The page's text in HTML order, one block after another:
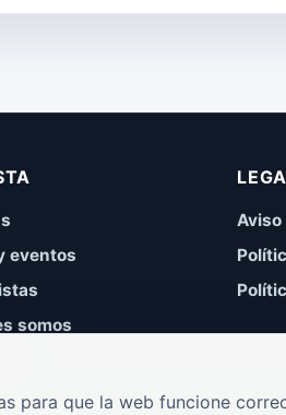
eventos
somos
Aviso
para que la web funcione